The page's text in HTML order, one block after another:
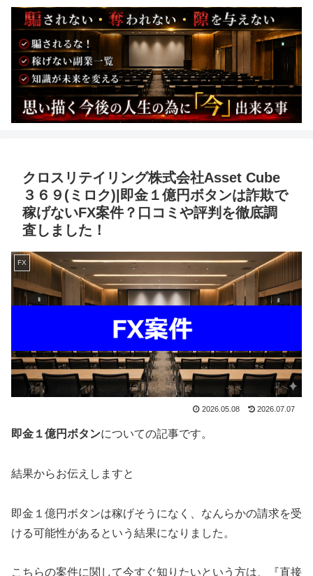
クロスリテイリング株式会社Asset Cube
３６９(ミロク)|即金１億円ボタンは詐欺で
稼げないFX案件？口コミや評判を徹底調
査しました！
FX
2026.05.08 2026.07.07
即金１億円ボタンについての記事です。
結果からお伝えしますと
即金１億円ボタンは稼げそうになく、なんらかの請求を受
ける可能性がある という結果になりました。
こちらの案件に関して今すぐ知りたいという方は、
『直接